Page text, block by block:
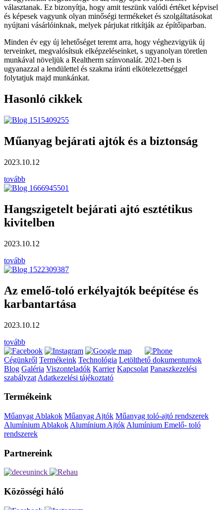
választanak. Ez bizonyítja, hogy amit teszünk valódi értéket képvisel
és képesek vagyunk olyan minőségi termékeket és szolgáltatásokat
nyújtani vásárlóinknak, melyek párjukat ritkítják az építőiparban.
Minden év egy új lehetőséget teremt arra, hogy véghezvigyük új
terveinket, megvalósítsuk elképzeléseinket, s ugyanolyan töretlen
munkával növeljük a Realtherm színvonalát. 2021-ben is
ugyanazzal a lendülettel és szakma iránti elkötelezettséggel
folytatjuk majd munkánkat.
Hasonló cikkek
bejárati ajtók és a biztonság
bejárati ajtó esztétikus
emelő-toló erkélyajtók beépítése és
Cégünkről Termékeink Technológia Letölthető dokumentumok
Blog Galéria Viszonteladók Karrier Kapcsolat Panaszkezelési
szabályzat Adatkezelési tájékoztató
Termékeink
Műanyag Ablakok Műanyag Ajtók Műanyag toló-ajtó rendszerek
Alumínium Ablakok Alumínium Ajtók Alumínium Emelő- toló
rendszerek
Partnereink
Közösségi háló